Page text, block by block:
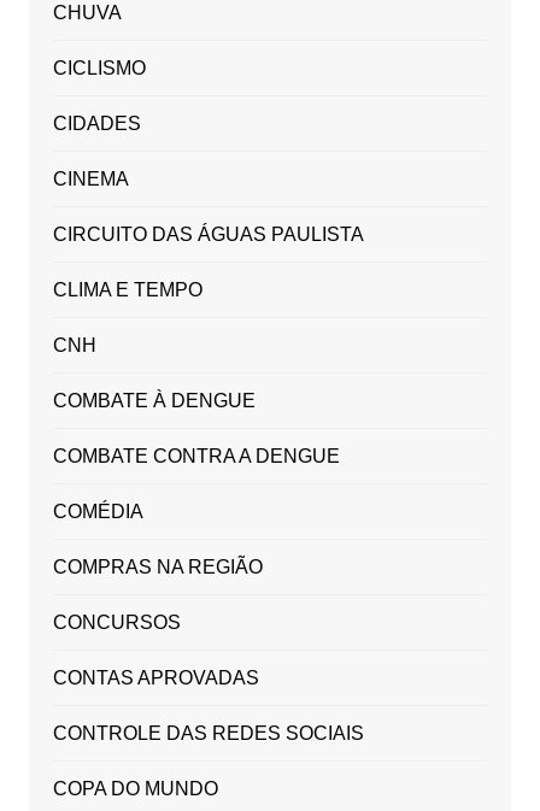
CHUVA
CICLISMO
CIDADES
CINEMA
CIRCUITO DAS ÁGUAS PAULISTA
CLIMA E TEMPO
CNH
COMBATE À DENGUE
COMBATE CONTRA A DENGUE
COMÉDIA
COMPRAS NA REGIÃO
CONCURSOS
CONTAS APROVADAS
CONTROLE DAS REDES SOCIAIS
COPA DO MUNDO